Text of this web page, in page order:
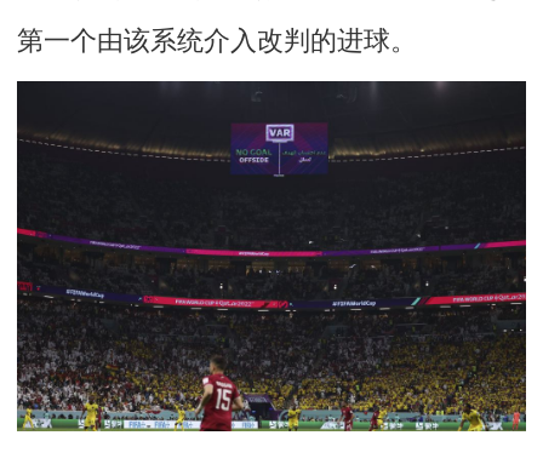
第一个由该系统介入改判的进球。